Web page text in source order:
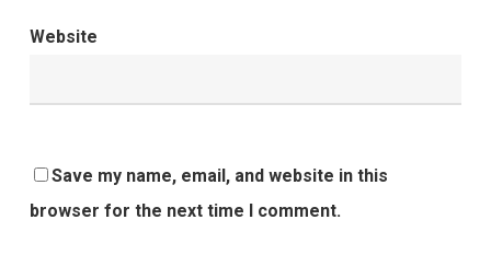
Website
Save my name, email, and website in this
browser for the next time I comment.